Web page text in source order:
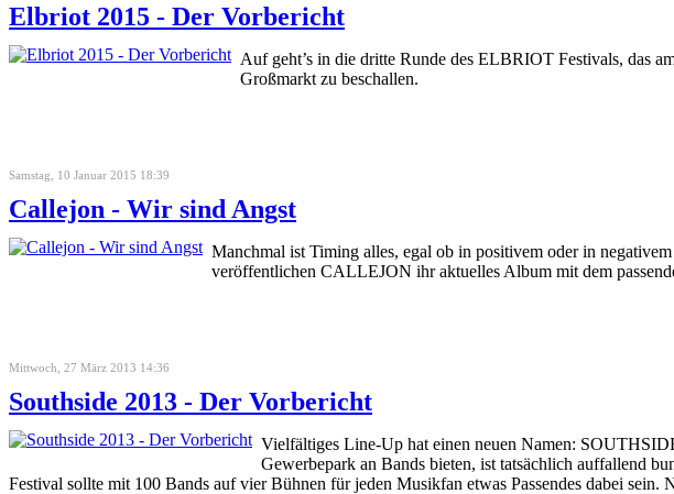
Elbriot 2015 - Der Vorbericht
Auf geht’s in die dritte Runde des ELBRIOT Festivals, das
Großmarkt zu beschallen.
Samstag, 10 Januar 2015 18:39
Callejon - Wir sind Angst
Manchmal ist Timing alles, egal ob in positivem oder in
veröffentlichen CALLEJON ihr aktuelles Album mit dem
Mittwoch, 27 März 2013 14:36
Southside 2013 - Der Vorbericht
Vielfältiges Line-Up hat einen neuen Namen:
Gewerbepark an Bands bieten, ist tatsächlich auffallend
Festival sollte mit 100 Bands auf vier Bühnen für jeden Musikfan etwas Passendes dabei